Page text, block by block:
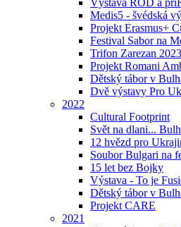
Výstava ROD a
Medis5 - švédská
Projekt Erasmus+
Festival Sabor na
Trifon Zarezan 2023
Projekt Romani
Dětský tábor v
Dvě výstavy Pro
2022
Cultural Footprint
Svět na dlani...
12 hvězd pro
Soubor Bulgari na
15 let bez Bojky
Výstava - To je
Dětský tábor v
Projekt CARE
2021